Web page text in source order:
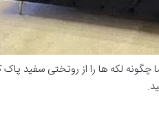
لکه ها را از روتختی سفید